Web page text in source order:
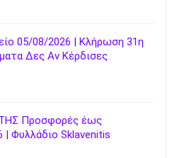
05/08/2026 | Κλήρωση 31η
Δες Αν Κέρδισες
Προσφορές έως
| Φυλλάδιο Sklavenitis